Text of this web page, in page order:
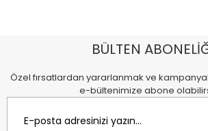
BÜLTEN
Özel fırsatlardan yararlanmak ve
e-bültenimize abone